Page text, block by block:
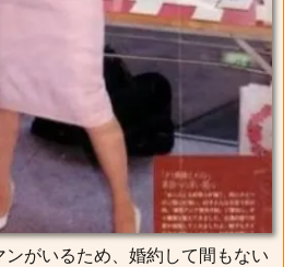
がいるため、婚約して間もない